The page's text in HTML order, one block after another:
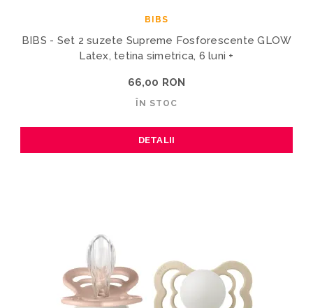
BIBS
BIBS - Set 2 suzete Supreme Fosforescente GLOW
Latex, tetina simetrica, 6 luni +
66,00 RON
ÎN STOC
DETALII